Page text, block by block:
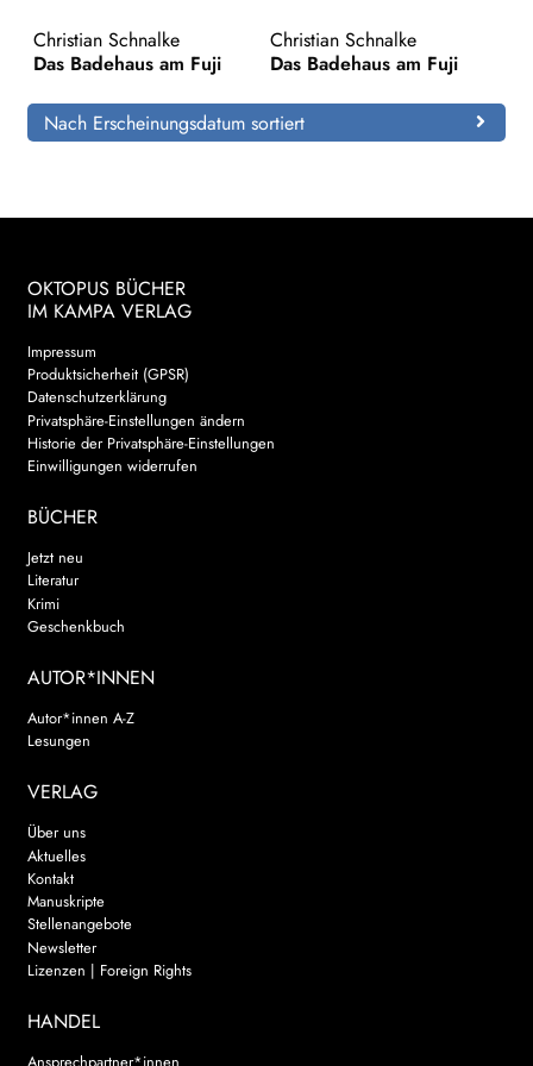
Christian Schnalke
Das Badehaus am Fuji
Christian Schnalke
Das Badehaus am Fuji
Nach Erscheinungsdatum sortiert
OKTOPUS BÜCHER
IM KAMPA VERLAG
Impressum
Produktsicherheit (GPSR)
Datenschutzerklärung
Privatsphäre-Einstellungen ändern
Historie der Privatsphäre-Einstellungen
Einwilligungen widerrufen
BÜCHER
Jetzt neu
Literatur
Krimi
Geschenkbuch
AUTOR*INNEN
Autor*innen A-Z
Lesungen
VERLAG
Über uns
Aktuelles
Kontakt
Manuskripte
Stellenangebote
Newsletter
Lizenzen | Foreign Rights
HANDEL